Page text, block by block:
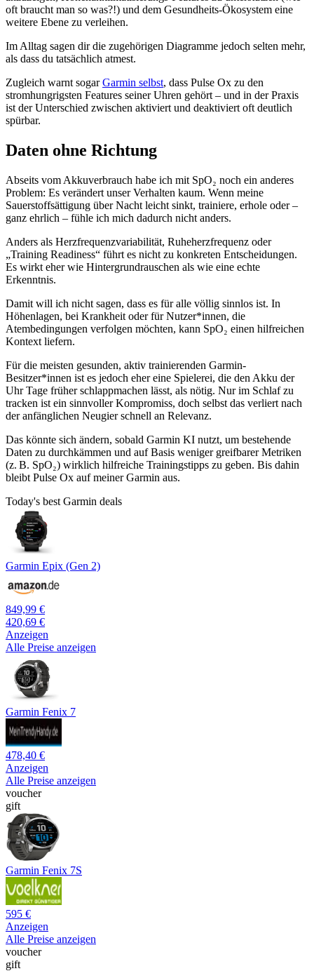
oft braucht man so was?!) und dem Gesundheits-Ökosystem eine
weitere Ebene zu verleihen.
Im Alltag sagen dir die zugehörigen Diagramme jedoch selten mehr,
als dass du tatsächlich atmest.
Zugleich warnt sogarGarmin selbst, dass Pulse Ox zu den
stromhungrigsten Features seiner Uhren gehört – und in der Praxis
ist der Unterschied zwischen aktiviert und deaktiviert oft deutlich
spürbar.
Daten ohne Richtung
Abseits vom Akkuverbrauch habe ich mit SpO₂ noch ein anderes
Problem: Es verändert unser Verhalten kaum. Wenn meine
Sauerstoffsättigung über Nacht leicht sinkt, trainiere, erhole oder –
ganz ehrlich – fühle ich mich dadurch nicht anders.
Anders als Herzfrequenzvariabilität, Ruheherzfrequenz oder
„Training Readiness“ führt es nicht zu konkreten Entscheidungen.
Es wirkt eher wie Hintergrundrauschen als wie eine echte
Erkenntnis.
Damit will ich nicht sagen, dass es für alle völlig sinnlos ist. In
Höhenlagen, bei Krankheit oder für Nutzer*innen, die
Atembedingungen verfolgen möchten, kann SpO₂ einen hilfreichen
Kontext liefern.
Für die meisten gesunden, aktiv trainierenden Garmin-
Besitzer*innen ist es jedoch eher eine Spielerei, die den Akku der
Uhr Tage früher schlappmachen lässt, als nötig. Nur im Schlaf zu
tracken ist ein sinnvoller Kompromiss, doch selbst das verliert nach
der anfänglichen Neugier schnell an Relevanz.
Das könnte sich ändern, sobald Garmin KI nutzt, um bestehende
Daten zu durchkämmen und auf Basis weniger greifbarer Metriken
(z. B. SpO₂) wirklich hilfreiche Trainingstipps zu geben. Bis dahin
bleibt Pulse Ox auf meiner Garmin aus.
Today's best Garmin deals
Garmin Epix (Gen 2)
849,99 €
420,69 €
Anzeigen
Alle Preise anzeigen
Garmin Fenix 7
478,40 €
Anzeigen
Alle Preise anzeigen
voucher
gift
Garmin Fenix 7S
595 €
Anzeigen
Alle Preise anzeigen
voucher
gift